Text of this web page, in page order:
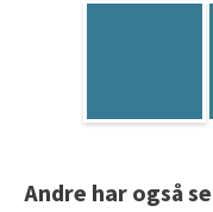
Andre har også